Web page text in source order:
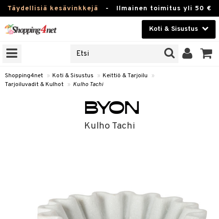
Täydellisiä kesävinkkejä - Ilmainen toimitus yli 50 €
Koti & Sisustus
Kauneudenhoito
Piilolinssit
Kampanjat
Shopping4net » Koti & Sisustus » Keittiö & Tarjoilu
»
Tarjoiluvadit & Kulhot » Kulho Tachi
Kulho Tachi
Tee & Espresso